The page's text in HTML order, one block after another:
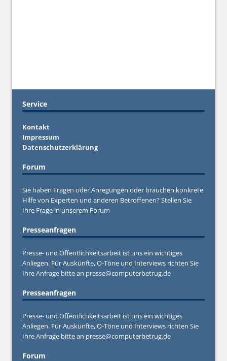
Service
Kontakt
Impressum
Datenschutzerklärung
Forum
Sie haben Fragen oder Anregungen oder brauchen konkrete
Hilfe von Experten und anderen Betroffenen? Stellen Sie
Ihre Frage in unserem Forum
Presseanfragen
Presse- und Öffentlichkeitsarbeit ist uns ein wichtiges
Anliegen. Für Auskünfte, O-Töne und Interviews richten Sie
Ihre Anfrage bitte an presse@computerbetrug.de
Presseanfragen
Presse- und Öffentlichkeitsarbeit ist uns ein wichtiges
Anliegen. Für Auskünfte, O-Töne und Interviews richten Sie
Ihre Anfrage bitte an presse@computerbetrug.de
Forum